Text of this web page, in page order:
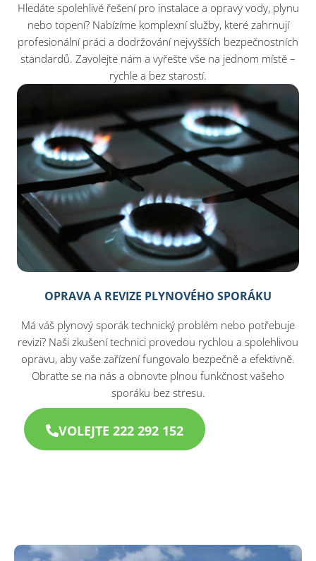
Hledáte spolehlivé řešení pro instalace a opravy vody, plynu
nebo topení? Nabízíme komplexní služby, které zahrnují
profesionální práci a dodržování nejvyšších bezpečnostních
standardů. Zavolejte nám a vyřešte vše na jednom místě –
rychle a bez starostí.
OPRAVA A REVIZE PLYNOVÉHO SPORÁKU
Má váš plynový sporák technický problém nebo potřebuje
revizi? Naši zkušení technici provedou rychlou a spolehlivou
opravu, aby vaše zařízení fungovalo bezpečně a efektivně.
Obraťte se na nás a obnovte plnou funkčnost vašeho
sporáku bez stresu.
VOLEJTE 222 292 152